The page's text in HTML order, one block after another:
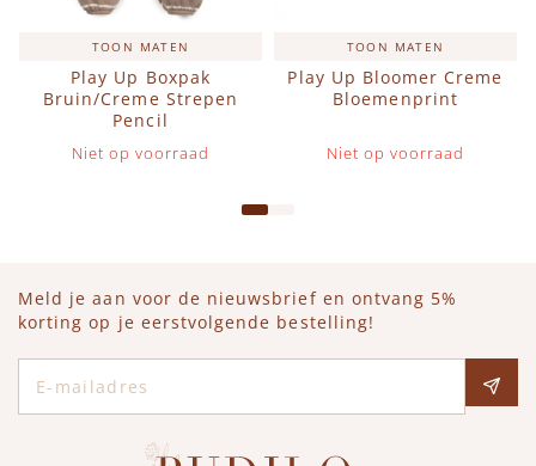
TOON MATEN
Play Up Boxpak
Bruin/Creme Strepen
Pencil
Niet op voorraad
TOON MATEN
Play Up Bloomer Creme
Bloemenprint
Niet op voorraad
Meld je aan voor de nieuwsbrief en ontvang 5%
korting op je eerstvolgende bestelling!